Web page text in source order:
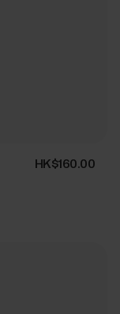
HK$160.00